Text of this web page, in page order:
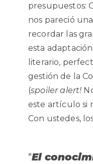
presupuestos:
nos pareció
recordar las
esta
literario,
gestión de la
(spoiler alert!
este artículo si
Con ustedes,
“El